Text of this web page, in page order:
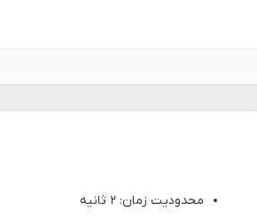
محدودیت زمان: ۲ ثانیه